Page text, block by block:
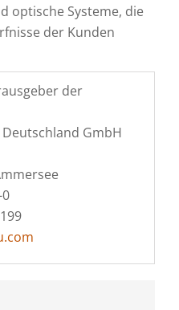
optische Systeme, die
der Kunden
der
GmbH